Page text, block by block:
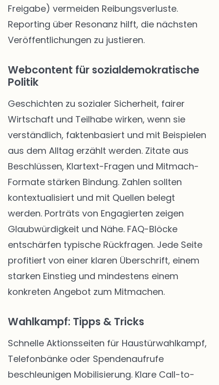
Freigabe) vermeiden Reibungsverluste.
Reporting über Resonanz hilft, die nächsten
Veröffentlichungen zu justieren.
Webcontent für sozialdemokratische
Politik
Geschichten zu sozialer Sicherheit, fairer
Wirtschaft und Teilhabe wirken, wenn sie
verständlich, faktenbasiert und mit Beispielen
aus dem Alltag erzählt werden. Zitate aus
Beschlüssen, Klartext-Fragen und Mitmach-
Formate stärken Bindung. Zahlen sollten
kontextualisiert und mit Quellen belegt
werden. Porträts von Engagierten zeigen
Glaubwürdigkeit und Nähe. FAQ-Blöcke
entschärfen typische Rückfragen. Jede Seite
profitiert von einer klaren Überschrift, einem
starken Einstieg und mindestens einem
konkreten Angebot zum Mitmachen.
Wahlkampf: Tipps & Tricks
Schnelle Aktionsseiten für Haustürwahlkampf,
Telefonbänke oder Spendenaufrufe
beschleunigen Mobilisierung. Klare Call-to-